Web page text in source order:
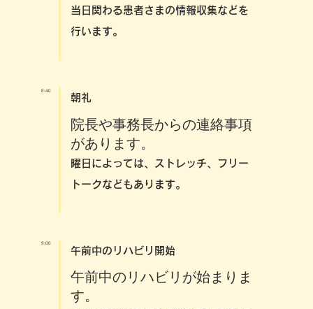
当日関わる患者さまの情報収集などを
行います。
8:40
朝礼
院長や事務長からの連絡事項
があります。
曜日によっては、ストレッチ、フリー
トークなどもあります。
9:00
午前中のリハビリ開始
午前中のリハビリが始まりま
す。